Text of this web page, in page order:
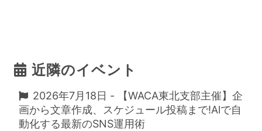
近隣のイベント
2026年7月18日 - 【WACA東北支部主催】企
画から文章作成、スケジュール投稿まで!Alで自
動化する最新のSNS運用術